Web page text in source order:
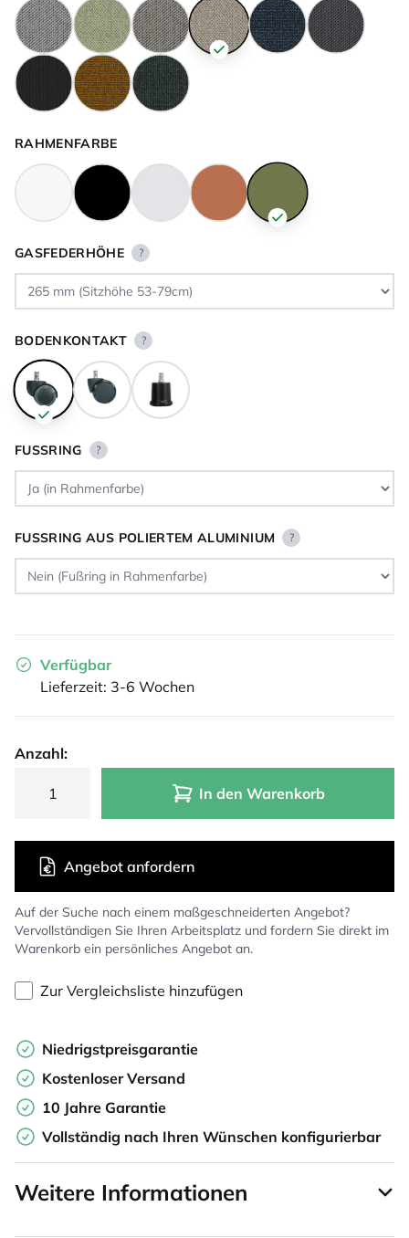
RAHMENFARBE
GASFEDERHÖHE ?
BODENKONTAKT ?
FUSSRING ?
FUSSRING AUS POLIERTEM ALUMINIUM ?
Verfügbar
Lieferzeit: 3-6 Wochen
Anzahl:
In den Warenkorb
Auf der Suche nach einem maßgeschneiderten Angebot?
Vervollständigen Sie Ihren Arbeitsplatz und fordern Sie direkt im
Warenkorb ein persönliches Angebot an.
Angebot anfordern
Zur Vergleichsliste hinzufügen
Niedrigstpreisgarantie
Kostenloser Versand
10 Jahre Garantie
Vollständig nach Ihren Wünschen konfigurierbar
Weitere Informationen